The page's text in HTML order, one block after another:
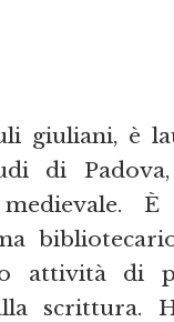
giuliani, è
di
attività di
scrittura.